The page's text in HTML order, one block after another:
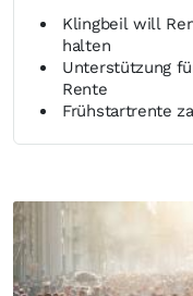
Klingbeil will
halten
Unterstützung
Rente
Frühstartrente